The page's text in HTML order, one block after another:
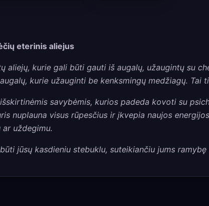
eterinis aliejus
aliejų, kurie gali būti gauti iš augalų, užaugintų su
kurie užauginti be kenksmingų medžiagų.
savybėmis, kurios padeda kovoti su
nuplauna visus rūpesčius ir įkvepia naujos
ar uždegimu.
jūsų kasdieniu stebuklu, suteikiančiu jums